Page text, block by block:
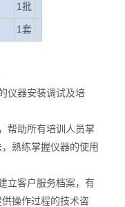
1批
1套
仪器安装调试及培
帮助所有培训人员掌
熟练掌握仪器的使用
立客户服务档案，有
操作过程的技术咨